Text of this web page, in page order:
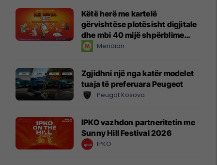
Këtë herë me kartelë
gërvishtëse plotësisht digjitale
dhe mbi 40 mijë shpërblime
instant!Meridian
Zgjidhni një nga katër modelet
tuaja të preferuara Peugeot
Peugot Kosova
IPKO vazhdon partneritetin me
Sunny Hill Festival 2026
IPKO